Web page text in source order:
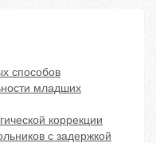
cпocoбoв
млaдших
коррекции
с задержкой